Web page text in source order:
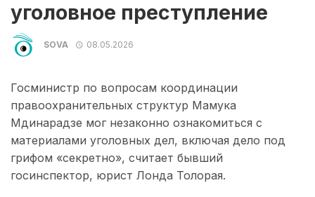
уголовное преступление
SOVA 08.05.2026
Госминистр по вопросам координации
правоохранительных структур Мамука
Мдинарадзе мог незаконно ознакомиться с
материалами уголовных дел, включая дело под
грифом «секретно», считает бывший
госинспектор, юрист Лонда Толорая.